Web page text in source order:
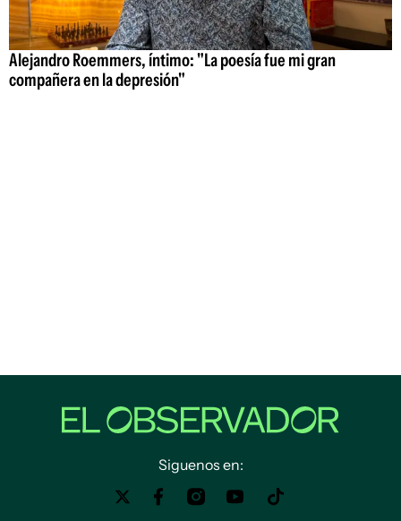
Alejandro Roemmers, íntimo: "La poesía fue mi gran
compañera en la depresión"
Siguenos en: